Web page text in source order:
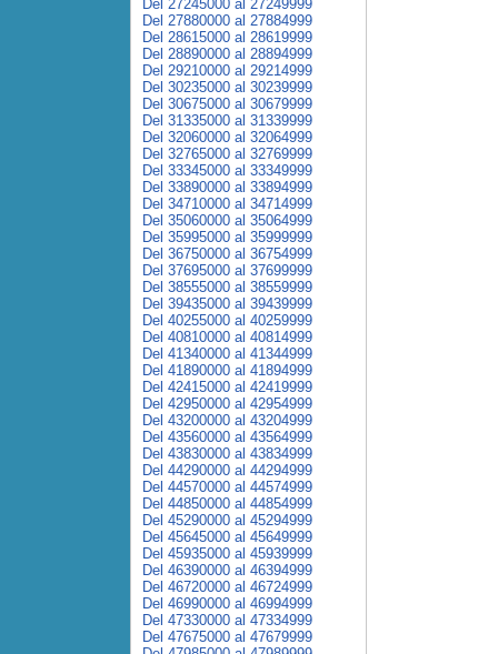
Del 27245000 al 27249999
Del 27880000 al 27884999
Del 28615000 al 28619999
Del 28890000 al 28894999
Del 29210000 al 29214999
Del 30235000 al 30239999
Del 30675000 al 30679999
Del 31335000 al 31339999
Del 32060000 al 32064999
Del 32765000 al 32769999
Del 33345000 al 33349999
Del 33890000 al 33894999
Del 34710000 al 34714999
Del 35060000 al 35064999
Del 35995000 al 35999999
Del 36750000 al 36754999
Del 37695000 al 37699999
Del 38555000 al 38559999
Del 39435000 al 39439999
Del 40255000 al 40259999
Del 40810000 al 40814999
Del 41340000 al 41344999
Del 41890000 al 41894999
Del 42415000 al 42419999
Del 42950000 al 42954999
Del 43200000 al 43204999
Del 43560000 al 43564999
Del 43830000 al 43834999
Del 44290000 al 44294999
Del 44570000 al 44574999
Del 44850000 al 44854999
Del 45290000 al 45294999
Del 45645000 al 45649999
Del 45935000 al 45939999
Del 46390000 al 46394999
Del 46720000 al 46724999
Del 46990000 al 46994999
Del 47330000 al 47334999
Del 47675000 al 47679999